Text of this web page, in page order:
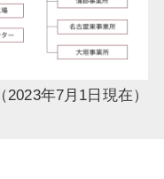
（2023年7月1日現在）